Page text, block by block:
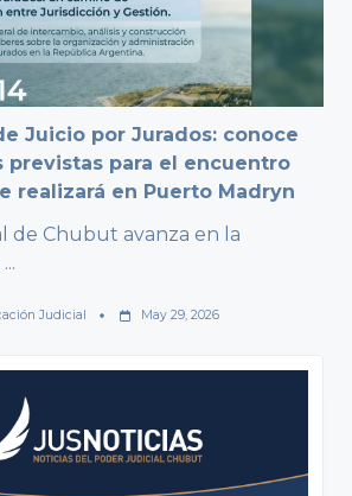
Juicio por Jurados: conoce
previstas para el encuentro
realizará en Puerto Madryn
de Chubut avanza en la
...
Judicial May 29, 2026